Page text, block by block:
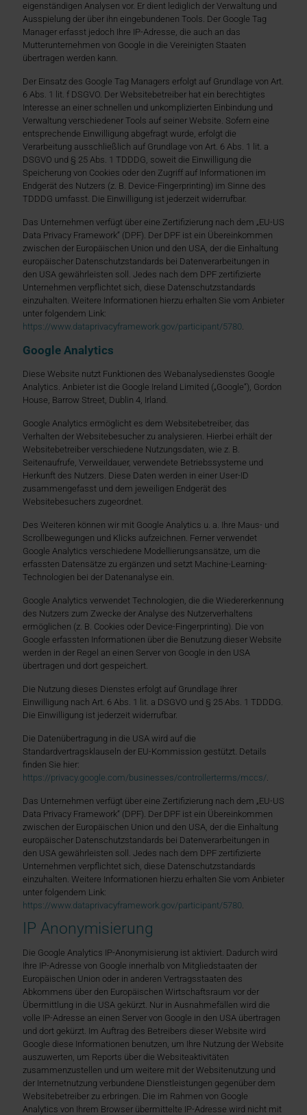
eigenständigen Analysen vor. Er dient lediglich der Verwaltung und
Ausspielung der über ihn eingebundenen Tools. Der Google Tag
Manager erfasst jedoch Ihre IP-Adresse, die auch an das
Mutterunternehmen von Google in die Vereinigten Staaten
übertragen werden kann.
Der Einsatz des Google Tag Managers erfolgt auf Grundlage von Art.
6 Abs. 1 lit. f DSGVO. Der Websitebetreiber hat ein berechtigtes
Interesse an einer schnellen und unkomplizierten Einbindung und
Verwaltung verschiedener Tools auf seiner Website. Sofern eine
entsprechende Einwilligung abgefragt wurde, erfolgt die
Verarbeitung ausschließlich auf Grundlage von Art. 6 Abs. 1 lit. a
DSGVO und § 25 Abs. 1 TDDDG, soweit die Einwilligung die
Speicherung von Cookies oder den Zugriff auf Informationen im
Endgerät des Nutzers (z. B. Device-Fingerprinting) im Sinne des
TDDDG umfasst. Die Einwilligung ist jederzeit widerrufbar.
Das Unternehmen verfügt über eine Zertifizierung nach dem „EU-US
Data Privacy Framework“ (DPF). Der DPF ist ein Übereinkommen
zwischen der Europäischen Union und den USA, der die Einhaltung
europäischer Datenschutzstandards bei Datenverarbeitungen in
den USA gewährleisten soll. Jedes nach dem DPF zertifizierte
Unternehmen verpflichtet sich, diese Datenschutzstandards
einzuhalten. Weitere Informationen hierzu erhalten Sie vom Anbieter
unter folgendem Link:
https://www.dataprivacyframework.gov/participant/5780
Google Analytics
Diese Website nutzt Funktionen des Webanalysedienstes Google
Analytics. Anbieter ist die Google Ireland Limited („Google“), Gordon
House, Barrow Street, Dublin 4, Irland.
Google Analytics ermöglicht es dem Websitebetreiber, das
Verhalten der Websitebesucher zu analysieren. Hierbei erhält der
Websitebetreiber verschiedene Nutzungsdaten, wie z. B.
Seitenaufrufe, Verweildauer, verwendete Betriebssysteme und
Herkunft des Nutzers. Diese Daten werden in einer User-ID
zusammengefasst und dem jeweiligen Endgerät des
Websitebesuchers zugeordnet.
Des Weiteren können wir mit Google Analytics u. a. Ihre Maus- und
Scrollbewegungen und Klicks aufzeichnen. Ferner verwendet
Google Analytics verschiedene Modellierungsansätze, um die
erfassten Datensätze zu ergänzen und setzt Machine-Learning-
Technologien bei der Datenanalyse ein.
Google Analytics verwendet Technologien, die die Wiedererkennung
des Nutzers zum Zwecke der Analyse des Nutzerverhaltens
ermöglichen (z. B. Cookies oder Device-Fingerprinting). Die von
Google erfassten Informationen über die Benutzung dieser Website
werden in der Regel an einen Server von Google in den USA
übertragen und dort gespeichert.
Die Nutzung dieses Dienstes erfolgt auf Grundlage Ihrer
Einwilligung nach Art. 6 Abs. 1 lit. a DSGVO und § 25 Abs. 1 TDDDG.
Die Einwilligung ist jederzeit widerrufbar.
Die Datenübertragung in die USA wird auf die
Standardvertragsklauseln der EU-Kommission gestützt. Details
finden Sie hier:
https://privacy.google.com/businesses/controllerterms/mccs/
Das Unternehmen verfügt über eine Zertifizierung nach dem „EU-US
Data Privacy Framework“ (DPF). Der DPF ist ein Übereinkommen
zwischen der Europäischen Union und den USA, der die Einhaltung
europäischer Datenschutzstandards bei Datenverarbeitungen in
den USA gewährleisten soll. Jedes nach dem DPF zertifizierte
Unternehmen verpflichtet sich, diese Datenschutzstandards
einzuhalten. Weitere Informationen hierzu erhalten Sie vom Anbieter
unter folgendem Link:
https://www.dataprivacyframework.gov/participant/5780
IP Anonymisierung
Die Google Analytics IP-Anonymisierung ist aktiviert. Dadurch wird
Ihre IP-Adresse von Google innerhalb von Mitgliedstaaten der
Europäischen Union oder in anderen Vertragsstaaten des
Abkommens über den Europäischen Wirtschaftsraum vor der
Übermittlung in die USA gekürzt. Nur in Ausnahmefällen wird die
volle IP-Adresse an einen Server von Google in den USA übertragen
und dort gekürzt. Im Auftrag des Betreibers dieser Website wird
Google diese Informationen benutzen, um Ihre Nutzung der Website
auszuwerten, um Reports über die Websiteaktivitäten
zusammenzustellen und um weitere mit der Websitenutzung und
der Internetnutzung verbundene Dienstleistungen gegenüber dem
Websitebetreiber zu erbringen. Die im Rahmen von Google
Analytics von Ihrem Browser übermittelte IP-Adresse wird nicht mit